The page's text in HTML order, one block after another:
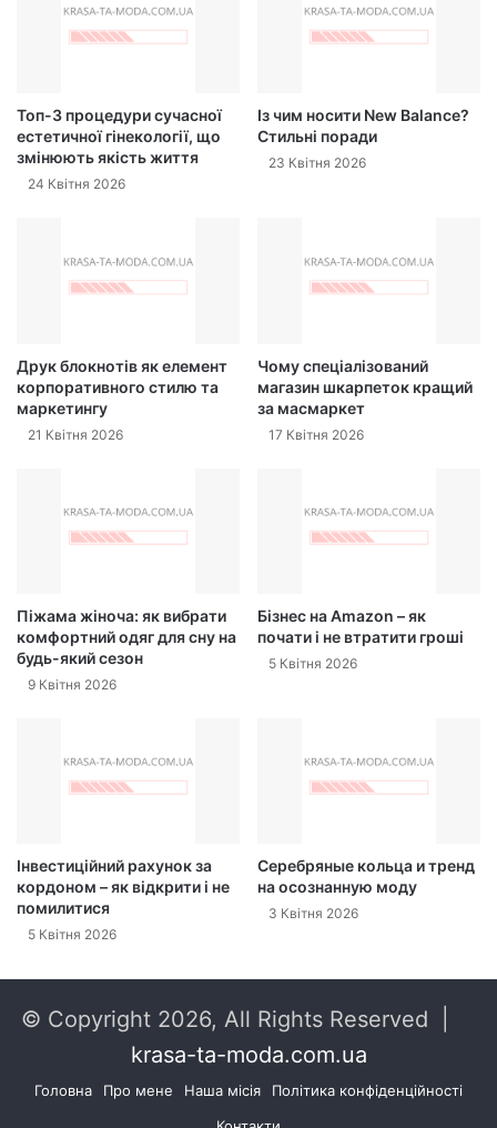
Топ-3 процедури сучасної
естетичної гінекології, що
змінюють якість життя
24 Квітня 2026
Із чим носити New Balance?
Стильні поради
23 Квітня 2026
Друк блокнотів як елемент
корпоративного стилю та
маркетингу
21 Квітня 2026
Чому спеціалізований
магазин шкарпеток кращий
за масмаркет
17 Квітня 2026
Піжама жіноча: як вибрати
комфортний одяг для сну на
будь-який сезон
9 Квітня 2026
Бізнес на Amazon – як
почати і не втратити гроші
5 Квітня 2026
Інвестиційний рахунок за
кордоном – як відкрити і не
помилитися
5 Квітня 2026
Серебряные кольца и тренд
на осознанную моду
3 Квітня 2026
© Copyright 2026, All Rights Reserved |
krasa-ta-moda.com.ua
Головна Про мене Наша місія
Політика конфіденційності